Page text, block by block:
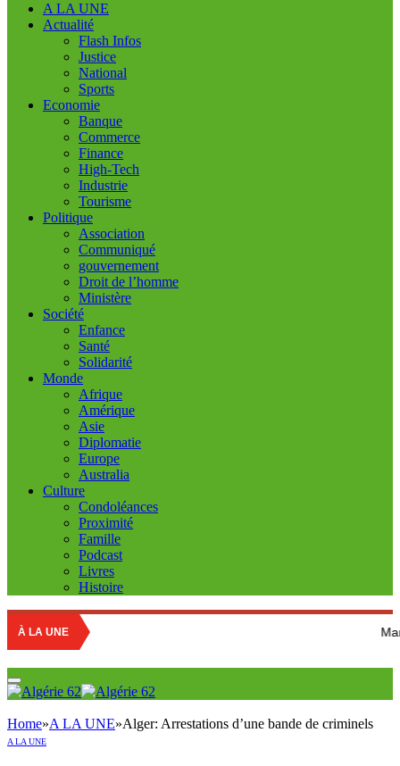
A LA UNE
Actualité
Flash Infos
Justice
National
Sports
Economie
Banque
Commerce
Finance
High-Tech
Industrie
Tourisme
Politique
Association
Communiqué
gouvernement
Droit de l’homme
Ministère
Société
Enfance
Santé
Solidarité
Monde
Afrique
Amérique
Asie
Diplomatie
Europe
Australia
Culture
Condoléances
Proximité
Famille
Podcast
Livres
Histoire
À LA UNE Marché des
Home»A LA UNE»Alger: Arrestations d’une bande de criminels
A LA UNE